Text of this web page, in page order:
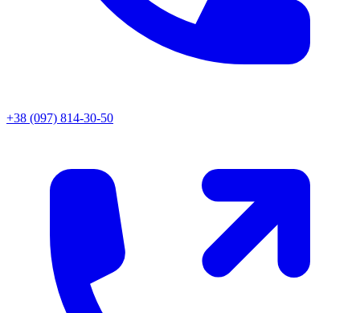
+38 (097) 814-30-50